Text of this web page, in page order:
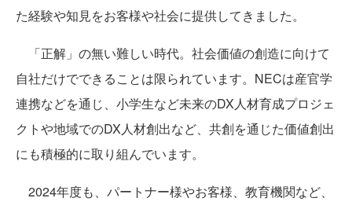
た経験や知見をお客様や社会に提供してきました。
「正解」の無い難しい時代。社会価値の創造に向けて
自社だけでできることは限られています。NECは産官学
連携などを通じ、小学生など未来のDX人材育成プロジェ
クトや地域でのDX人材創出など、共創を通じた価値創出
にも積極的に取り組んでいます。
2024年度も、パートナー様やお客様、教育機関など、